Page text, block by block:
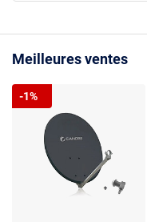
Meilleures ventes
-1%